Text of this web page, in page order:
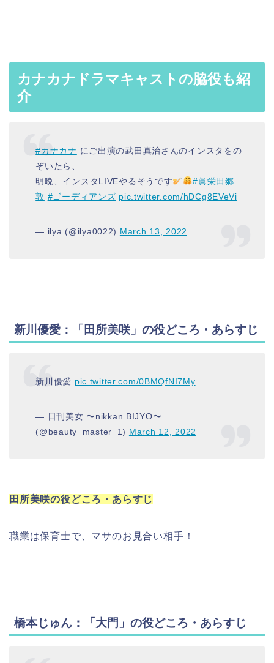
カナカナドラマキャストの脇役も紹
介
#カナカナ にご出演の武田真治さんのインスタをの
ぞいたら、
明晩、インスタLIVEやるそうです
#眞栄田郷
敦 #ゴーディアンズ pic.twitter.com/hDCg8EVeVi
— ilya (@ilya0022) March 13, 2022
新川優愛：「田所美咲」の役どころ・あらすじ
新川優愛 pic.twitter.com/0BMQfNI7My
— 日刊美女 〜nikkan BIJYO〜
(@beauty_master_1) March 12, 2022
田所美咲の役どころ・あらすじ
職業は保育士で、マサのお見合い相手！
橋本じゅん：「大門」の役どころ・あらすじ